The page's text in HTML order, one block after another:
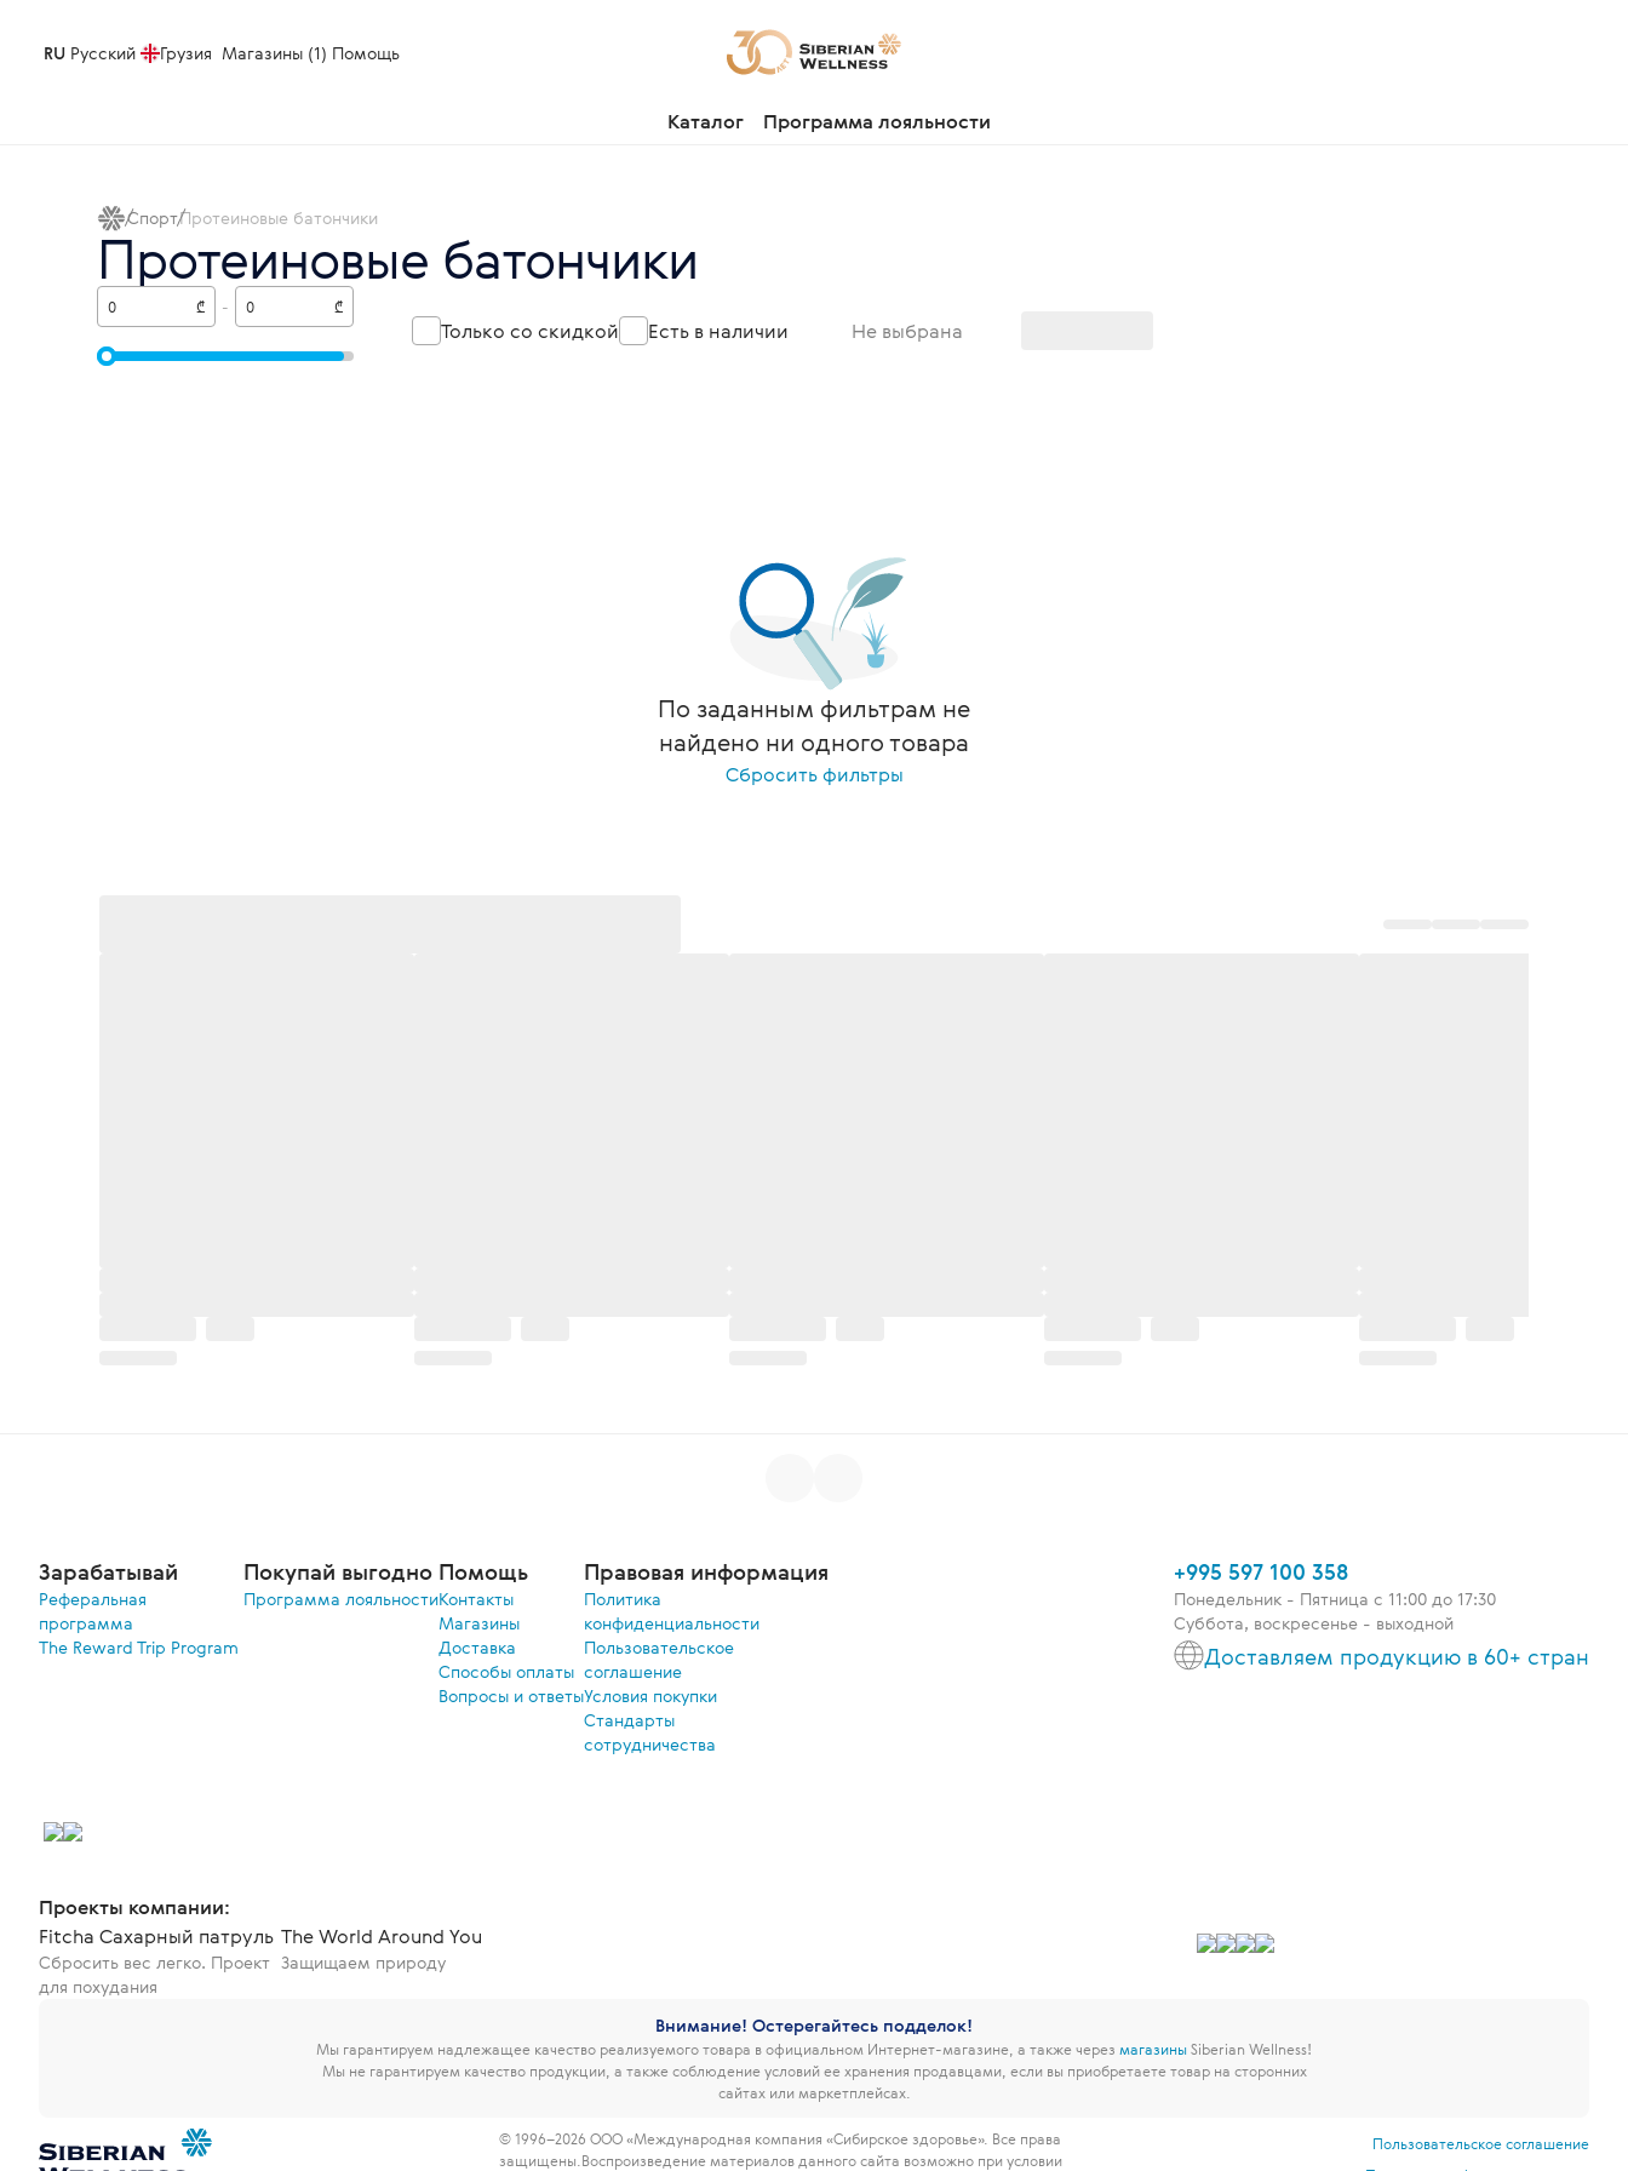
RU Русский Грузия Магазины (1) Помощь
Каталог Программа лояльности
СпортПротеиновые батончики
Протеиновые батончики
Не выбрана
₾ - ₾
Только со скидкой Есть в наличии
По заданным фильтрам не
найдено ни одного товара
Сбросить фильтры
Зарабатывай
Реферальная
программа
The Reward Trip Program
Покупай выгодно
Программа лояльности
Помощь
Контакты
Магазины
Доставка
Способы оплаты
Вопросы и ответы
Правовая информация
Политика
конфиденциальности
Пользовательское
соглашение
Условия покупки
Стандарты
сотрудничества
+995 597 100 358
Понедельник - Пятница c 11:00 до 17:30
Суббота, воскресенье - выходной
Доставляем продукцию в 60+ стран
Проекты компании:
Fitcha Сахарный патруль
Сбросить вес легко. Проект
для похудания
The World Around You
Защищаем природу
Внимание! Остерегайтесь подделок!
Мы гарантируем надлежащее качество реализуемого товара в официальном Интернет-магазине, а также через магазиныSiberian Wellness!
Мы не гарантируем качество продукции, а также соблюдение условий ее хранения продавцами, если вы приобретаете товар на сторонних
сайтах или маркетплейсах.
© 1996–2026 ООО «Международная компания «Сибирское здоровье». Все права
защищены. Воспроизведение материалов данного сайта возможно при условии
Пользовательское соглашение